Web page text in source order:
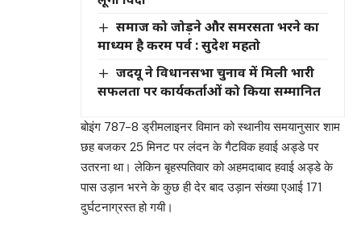
समाज को जोड़ने और समरसता भरने का
माध्यम है करम पर्व : सुदेश महतो
जदयू ने विधानसभा चुनाव में मिली भारी
सफलता पर कार्यकर्ताओं को किया सम्मानित
बोइंग 787-8 ड्रीमलाइनर विमान को स्थानीय समयानुसार शाम
छह बजकर 25 मिनट पर लंदन के गैटविक हवाई अड्डे पर
उतरना था। लेकिन बृहस्पतिवार को अहमदाबाद हवाई अड्डे के
पास उड़ान भरने के कुछ ही देर बाद उड़ान संख्या एआई 171
दुर्घटनाग्रस्त हो गयी।